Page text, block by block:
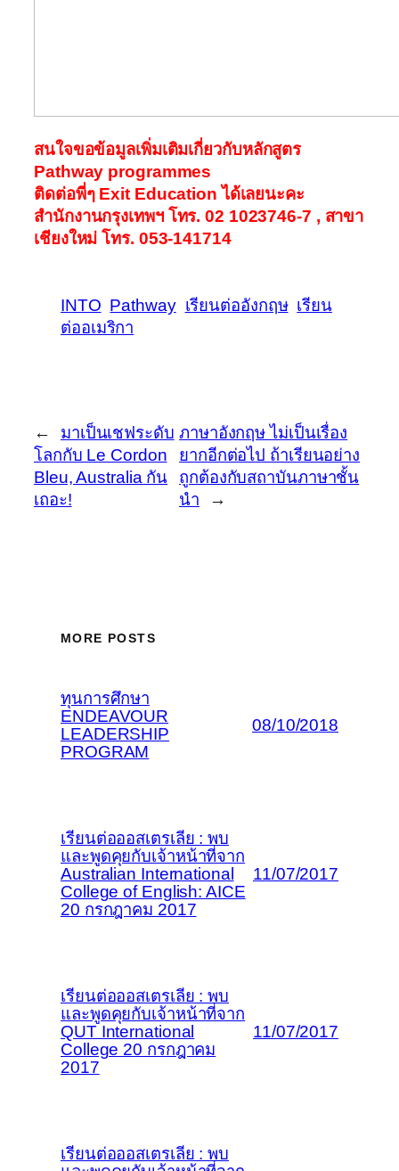
สนใจขอข้อมูลเพิ่มเติมเกี่ยวกับหลักสูตร
Pathway programmes
ติดต่อพี่ๆ Exit Education ได้เลยนะคะ
สำนักงานกรุงเทพฯ โทร. 02 1023746-7 , สาขา
เชียงใหม่ โทร. 053-141714
INTO Pathway เรียนต่ออังกฤษ เรียน
ต่ออเมริกา
←
มาเป็นเชฟระดับ
โลกกับ Le Cordon
Bleu, Australia กัน
เถอะ!
ภาษาอังกฤษ ไม่เป็นเรื่อง
ยากอีกต่อไป ถ้าเรียนอย่าง
ถูกต้องกับสถาบันภาษาชั้น
นำ
→
MORE POSTS
ทุนการศึกษา
ENDEAVOUR
LEADERSHIP
PROGRAM
08/10/2018
เรียนต่อออสเตรเลีย : พบ
และพูดคุยกับเจ้าหน้าที่จาก
Australian International
College of English: AICE
20 กรกฎาคม 2017
11/07/2017
เรียนต่อออสเตรเลีย : พบ
และพูดคุยกับเจ้าหน้าที่จาก
QUT International
College 20 กรกฎาคม
2017
11/07/2017
เรียนต่อออสเตรเลีย : พบ